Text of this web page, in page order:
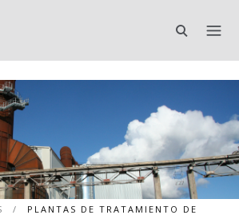
/
PLANTAS DE TRATAMIENTO DE